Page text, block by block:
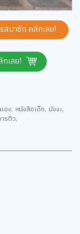
สมาชิก คลิกเลย!
เลย!
อง หนังสือเด็ก มังงะ,
รติว